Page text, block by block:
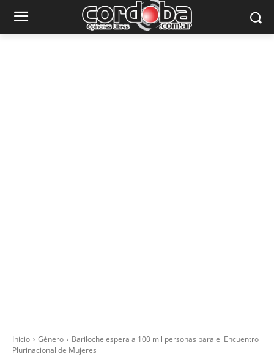
Inicio Género
Bariloche espera a 100 mil personas para el Encuentro
Plurinacional de Mujeres